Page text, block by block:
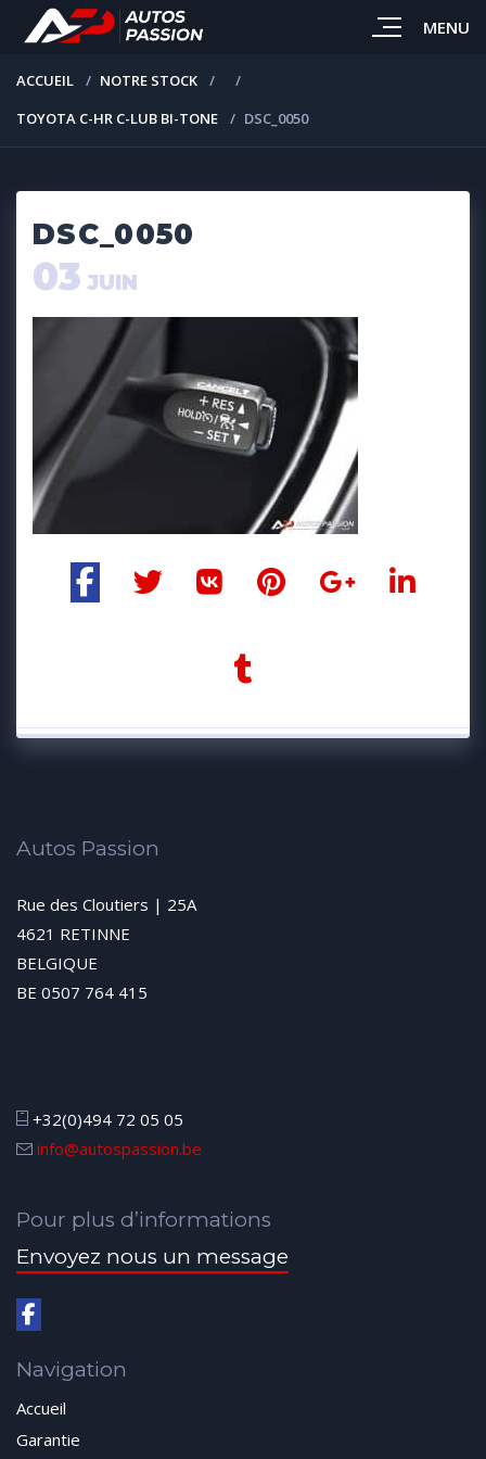
MENU
ACCUEIL
NOTRE STOCK
TOYOTA C-HR C-LUB BI-TONE
DSC_0050
DSC_0050
03 JUIN
Autos Passion
Rue des Cloutiers | 25A
4621 RETINNE
BELGIQUE
BE 0507 764 415
+32(0)494 72 05 05
info@autospassion.be
Pour plus d’informations
Envoyez nous un message
Navigation
Accueil
Garantie